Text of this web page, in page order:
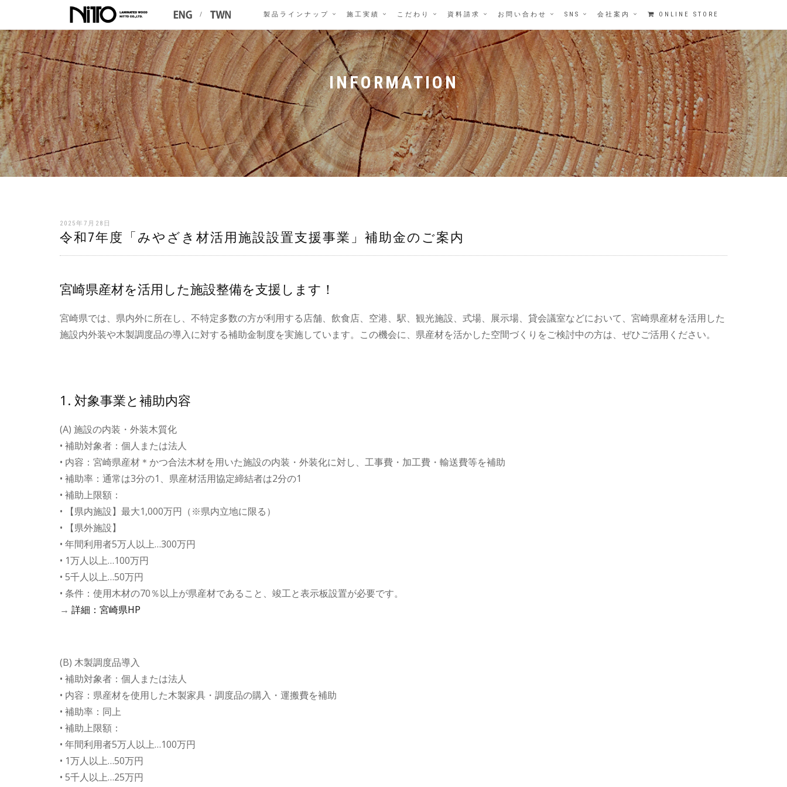
/ 製品ラインナップ 施工実績 こだわり 資料請求 お問い合わせ SNS 会社案内 ONLINE STORE
INFORMATION
2025年7月28日
令和7年度「みやざき材活用施設設置支援事業」補助金のご案内
宮崎県産材を活用した施設整備を支援します！
宮崎県では、県内外に所在し、不特定多数の方が利用する店舗、飲食店、空港、駅、観光施設、式場、展示場、貸会議室などにおいて、宮崎県産材を活用した
施設内外装や木製調度品の導入に対する補助金制度を実施しています。この機会に、県産材を活かした空間づくりをご検討中の方は、ぜひご活用ください。
1. 対象事業と補助内容
(A) 施設の内装・外装木質化
• 補助対象者：個人または法人
• 内容：宮崎県産材＊かつ合法木材を用いた施設の内装・外装化に対し、工事費・加工費・輸送費等を補助
• 補助率：通常は3分の1、県産材活用協定締結者は2分の1
• 補助上限額：
• 【県内施設】最大1,000万円（※県内立地に限る）
• 【県外施設】
• 年間利用者5万人以上…300万円
• 1万人以上…100万円
• 5千人以上…50万円
• 条件：使用木材の70％以上が県産材であること、竣工と表示板設置が必要です。
→ 詳細：宮崎県HP
(B) 木製調度品導入
• 補助対象者：個人または法人
• 内容：県産材を使用した木製家具・調度品の購入・運搬費を補助
• 補助率：同上
• 補助上限額：
• 年間利用者5万人以上…100万円
• 1万人以上…50万円
• 5千人以上…25万円